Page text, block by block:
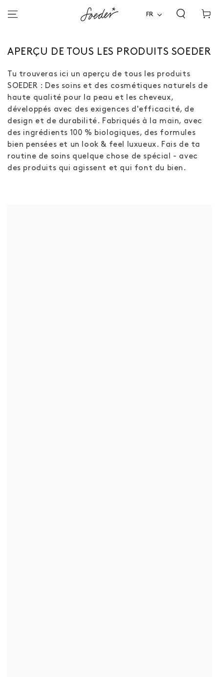
CONTENU
FR
COLLECTION
APERÇU DE TOUS LES PRODUITS SOEDER
Tu trouveras ici un aperçu de tous les produits
SOEDER : Des soins et des cosmétiques naturels de
haute qualité pour la peau et les cheveux,
développés avec des exigences d'efficacité, de
design et de durabilité. Fabriqués à la main, avec
des ingrédients 100 % biologiques, des formules
bien pensées et un look & feel luxueux. Fais de ta
routine de soins quelque chose de spécial - avec
des produits qui agissent et qui font du bien.